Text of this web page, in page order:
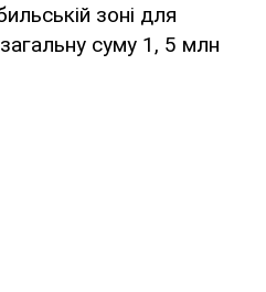
зоні для
суму 1, 5 млн